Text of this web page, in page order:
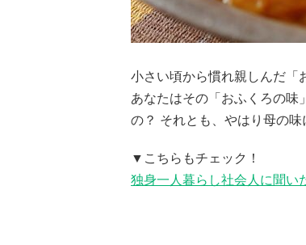
小さい頃から慣れ親しんだ「
あなたはその「おふくろの
の？ それとも、やはり母の味
▼こちらもチェック！
独身一人暮らし社会人に聞い